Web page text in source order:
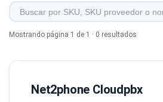
Mostrando página 1 de 1 · 0 resultados
Net2phone Cloudpbx